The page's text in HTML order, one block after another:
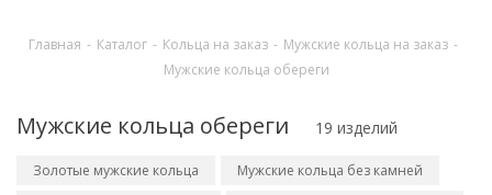
Главная - Каталог - Кольца на заказ - Мужские кольца на заказ -
Мужские кольца обереги
Мужские кольца обереги 19 изделий
Золотые мужские кольца
Мужские кольца без камней